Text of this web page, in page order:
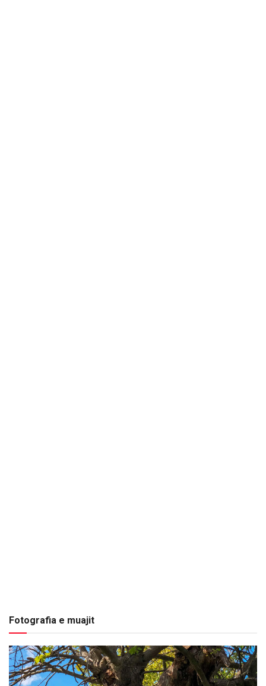
Fotografia e muajit